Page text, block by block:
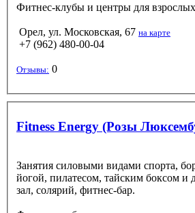
Фитнес-клубы и центры для взрослых
Орел, ул. Московская, 67 на карте
+7 (962) 480-00-04
Отзывы: 0
Fitness Energy (Розы
Занятия силовыми видами спорта,
йогой, пилатесом, тайским боксом и
зал, солярий, фитнес-бар.